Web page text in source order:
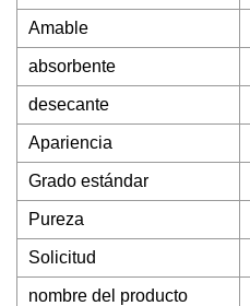
Amable
absorbente
desecante
Apariencia
Grado estándar
Pureza
Solicitud
nombre del producto